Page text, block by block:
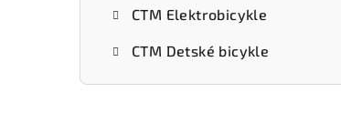
CTM Elektrobicykle
CTM Detské bicykle